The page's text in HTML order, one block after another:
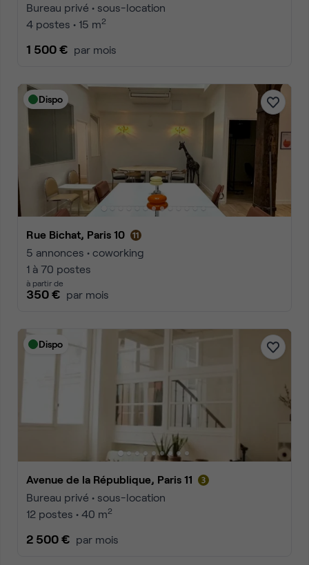
Bureau privé • sous-location
4 postes • 15 m2
1 500 € par mois
Dispo
Rue Bichat, Paris 10
5 annonces • coworking
1 à 70 postes
à partir de
350 € par mois
Dispo
Avenue de la République, Paris 11
Bureau privé • sous-location
12 postes • 40 m2
2 500 € par mois